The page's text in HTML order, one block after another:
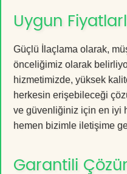
Uygun
Güçlü İlaçlama olarak,
önceliğimiz olarak
hizmetimizde, yüksek
herkesin erişebileceği
ve güvenliğiniz için en iyi
hemen bizimle iletişime
Garantili